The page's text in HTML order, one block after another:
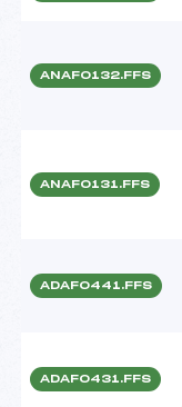
ANAF0132.FFS
ANAF0131.FFS
ADAF0441.FFS
ADAF0431.FFS